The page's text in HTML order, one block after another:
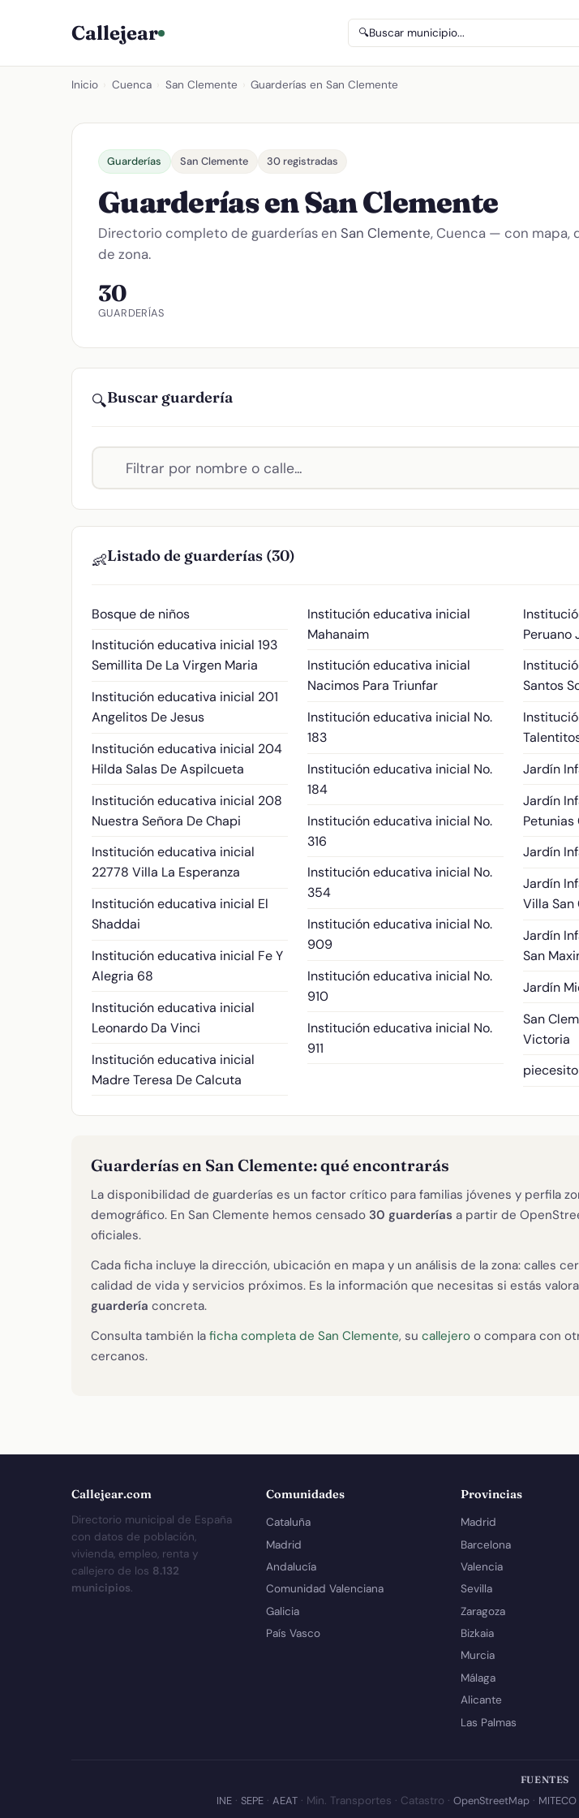
Callejear 🔍Buscar municipio...
Inicio Cuenca San Clemente Guarderías en San Clemente
Guarderías San Clemente 30 registradas
Guarderías en San Clemente
Directorio completo de guarderías en San Clemente, Cuenca — con mapa,
de zona.
30
GUARDERÍAS
🔍Buscar guardería
👶Listado de guarderías (30)
Bosque de niños
Institución educativa inicial 193
Semillita De La Virgen Maria
Institución educativa inicial 201
Angelitos De Jesus
Institución educativa inicial 204
Hilda Salas De Aspilcueta
Institución educativa inicial 208
Nuestra Señora De Chapi
Institución educativa inicial
22778 Villa La Esperanza
Institución educativa inicial El
Shaddai
Institución educativa inicial Fe Y
Alegria 68
Institución educativa inicial
Leonardo Da Vinci
Institución educativa inicial
Madre Teresa De Calcuta
Institución educativa inicial
Mahanaim
Institución educativa inicial
Nacimos Para Triunfar
Institución educativa inicial No.
183
Institución educativa inicial No.
184
Institución educativa inicial No.
316
Institución educativa inicial No.
354
Institución educativa inicial No.
909
Institución educativa inicial No.
910
Institución educativa inicial No.
911
Peruano
Santos
Jardín
Jardín
Petunias
Jardín
Jardín
Villa San
Jardín
San
Jardín
San
Victoria
Guarderías en San Clemente: qué encontrarás
La disponibilidad de guarderías es un factor crítico para familias jóvenes y perfila
demográfico. En San Clemente hemos censado 30 guarderías a partir de
oficiales.
Cada ficha incluye la dirección, ubicación en mapa y un análisis de la zona: calles
calidad de vida y servicios próximos. Es la información que necesitas si estás
guardería concreta.
Consulta también la ficha completa de San Clemente, su callejero o compara con
cercanos.
Callejear.com
Directorio municipal de España
con datos de población,
vivienda, empleo, renta y
callejero de los 8.132
municipios.
Comunidades
Cataluña
Madrid
Andalucía
Comunidad Valenciana
Galicia
País Vasco
Provincias
Madrid
Barcelona
Valencia
Sevilla
Zaragoza
Bizkaia
Murcia
Málaga
Alicante
Las Palmas
FUENTES
INE · SEPE · AEAT · Min. Transportes · Catastro · OpenStreetMap · MITECO